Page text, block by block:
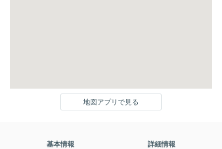
地図アプリで見る
基本情報 詳細情報